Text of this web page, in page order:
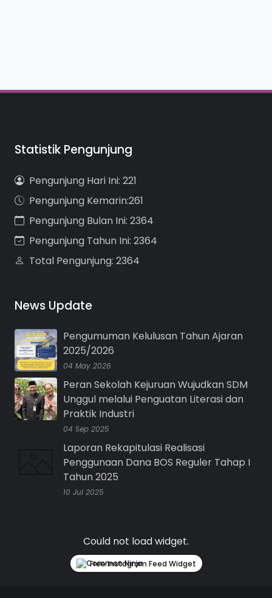
Statistik Pengunjung
Pengunjung Hari Ini: 221
Pengunjung Kemarin:261
Pengunjung Bulan Ini: 2364
Pengunjung Tahun Ini: 2364
Total Pengunjung: 2364
News Update
Pengumuman Kelulusan Tahun Ajaran
2025/2026
04 May 2026
Peran Sekolah Kejuruan Wujudkan SDM
Unggul melalui Penguatan Literasi dan
Praktik Industri
04 Sep 2025
Laporan Rekapitulasi Realisasi
Penggunaan Dana BOS Reguler Tahap I
Tahun 2025
10 Jul 2025
Could not load widget.
Free Instagram Feed Widget